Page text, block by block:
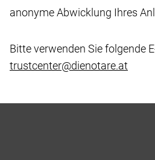
anonyme Abwicklung Ihres
Bitte verwenden Sie folgende
trustcenter@dienotare.at